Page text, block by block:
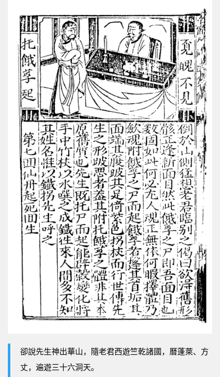
卻說先生神出華山，隨老君西遊竺乾諸國，曆蓬萊、方
丈，遍遊三十六洞天。